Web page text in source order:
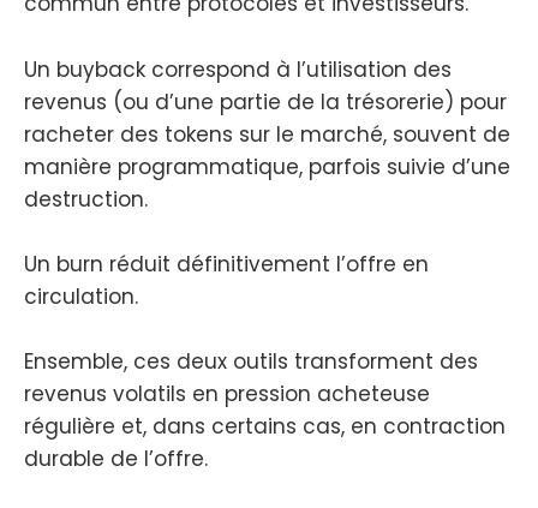
Un buyback correspond à l’utilisation des
revenus (ou d’une partie de la trésorerie) pour
racheter des tokens sur le marché, souvent de
manière programmatique, parfois suivie d’une
destruction.
Un burn réduit définitivement l’offre en
circulation.
Ensemble, ces deux outils transforment des
revenus volatils en pression acheteuse
régulière et, dans certains cas, en contraction
durable de l’offre.